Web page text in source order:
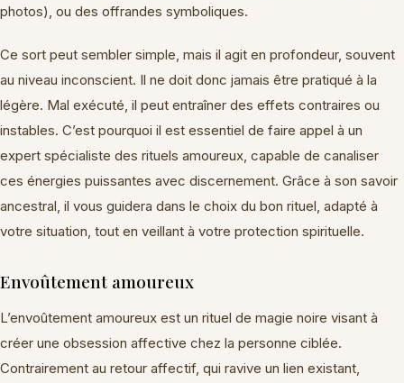
photos), ou des offrandes symboliques.
Ce sort peut sembler simple, mais il agit en profondeur, souvent
au niveau inconscient. Il ne doit donc jamais être pratiqué à la
légère. Mal exécuté, il peut entraîner des effets contraires ou
instables. C’est pourquoi il est essentiel de faire appel à un
expert spécialiste des rituels amoureux, capable de canaliser
ces énergies puissantes avec discernement. Grâce à son savoir
ancestral, il vous guidera dans le choix du bon rituel, adapté à
votre situation, tout en veillant à votre protection spirituelle.
Envoûtement amoureux
L’envoûtement amoureux est un rituel de magie noire visant à
créer une obsession affective chez la personne ciblée.
Contrairement au retour affectif, qui ravive un lien existant,